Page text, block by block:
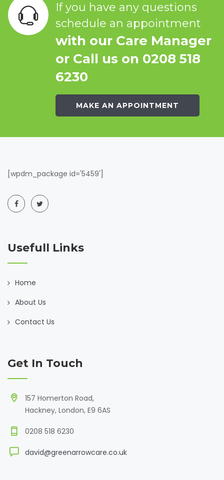
If you have any questions
schedule an appointment
with our Care Manager
or Call us on 0208 518
6230
MAKE AN APPOINTMENT
[wpdm_package id='5459']
Usefull Links
Home
About Us
Contact Us
Get In Touch
157 Homerton Road,
Hackney, London, E9 6AS
0208 518 6230
david@greenarrowcare.co.uk